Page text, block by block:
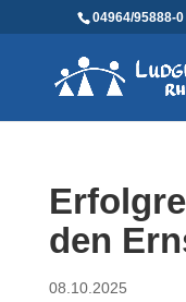
04964/95888-0
den
08.10.2025